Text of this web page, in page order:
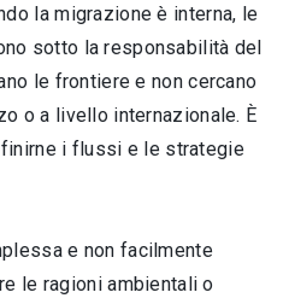
la migrazione è interna, le
sotto la responsabilità del
le frontiere e non cercano
o a livello internazionale. È
i flussi e le strategie
e non facilmente
le ragioni ambientali o